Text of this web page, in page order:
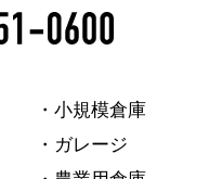
・小規模倉庫
・ガレージ